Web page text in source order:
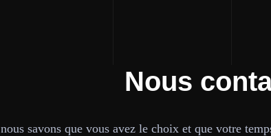
Nous
savons que vous avez le choix et que votre